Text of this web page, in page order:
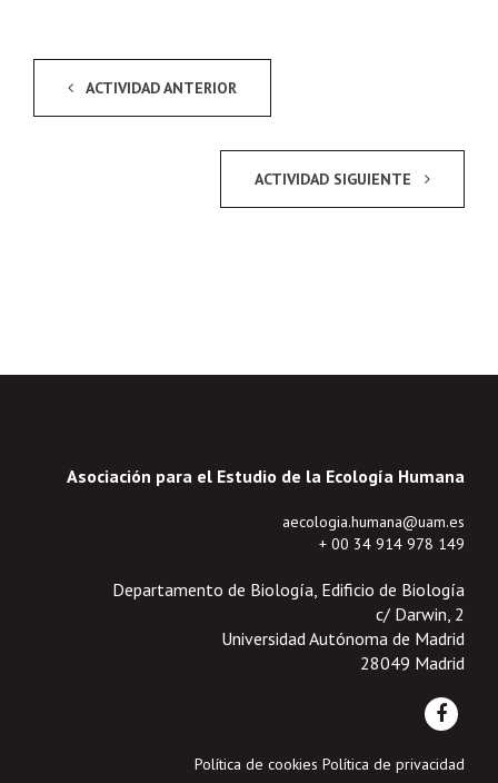
ACTIVIDAD ANTERIOR
ACTIVIDAD SIGUIENTE
Asociación para el Estudio de la Ecología Humana
aecologia.humana@uam.es
+ 00 34 914 978 149
Departamento de Biología, Edificio de Biología
c/ Darwin, 2
Universidad Autónoma de Madrid
28049 Madrid
Política de cookies Política de privacidad